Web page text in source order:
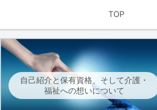
TOP
自己紹介と保有資格、そして介護・
福祉への想いについて